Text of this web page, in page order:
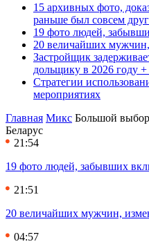
15 архивных фото,
раньше был совсем
19 фото людей,
20 величайших
Застройщик
дольщику в 2026 году
Стратегии
мероприятиях
Главная Микс Большой
Беларус
21:54
19 фото людей, забывших
21:51
20 величайших мужчин,
04:57